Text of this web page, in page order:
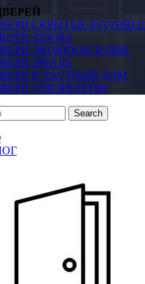
СКРЫТЫЕ INVISIBLE
DOORS
ЭКОШПОН И ПВХ
ЭМАЛЬ
В ЧАСТНЫЙ ДОМ
ДЛЯ КВАРТИР
Search